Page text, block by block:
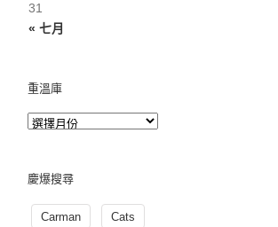
« 七月
31
重溫庫
慶爆搜尋
Carman Cats